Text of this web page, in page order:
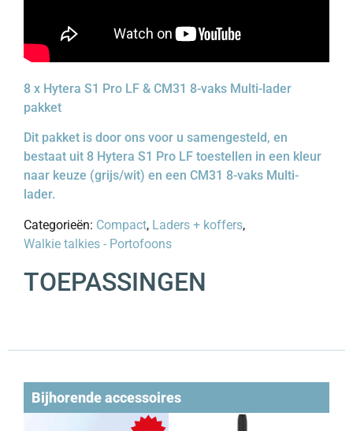
8 x Hytera S1 Pro LF & CM31 8-vaks Multi-lader
pakket
Dit pakket is door ons voor u samengesteld, en
bestaat uit 8 Hytera S1 Pro LF toestellen in een kleur
naar keuze (grijs/wit) en een CM31 8-vaks Multi-
lader.
Categorieën: Compact, Laders + koffers,
Walkie talkies - Portofoons
TOEPASSINGEN
Bijhorende accessoires